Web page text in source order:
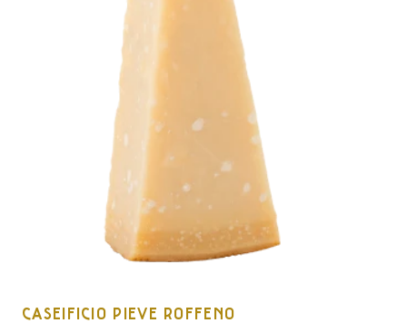
CASEIFICIO PIEVE ROFFENO